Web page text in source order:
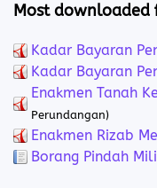
Most downloaded
Kadar Bayaran
Kadar Bayaran
Enakmen Tanah
Perundangan)
Enakmen Rizab
Borang Pindah